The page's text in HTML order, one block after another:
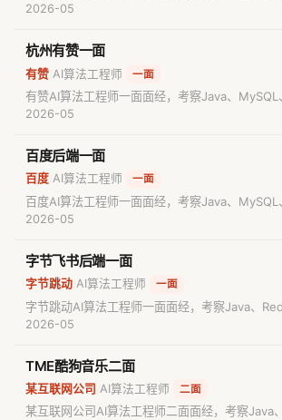
识点。包含真实面试题目与解析，适合准备AI算
2026-05
杭州有赞一面
有赞 AI算法工程师 一面
有赞AI算法工程师一面面经，考察Java、MySQL
知识点。包含真实面试题目与解析，适合准备AI
2026-05
百度后端一面
百度 AI算法工程师 一面
百度AI算法工程师一面面经，考察Java、MySQL
知识点。包含真实面试题目与解析，适合准备AI
2026-05
字节飞书后端一面
字节跳动 AI算法工程师 一面
字节跳动AI算法工程师一面面经，考察Java、
心知识点。包含真实面试题目与解析，适合准备
2026-05
TME酷狗音乐二面
某互联网公司 AI算法工程师 二面
某互联网公司AI算法工程师二面面经，考察Java